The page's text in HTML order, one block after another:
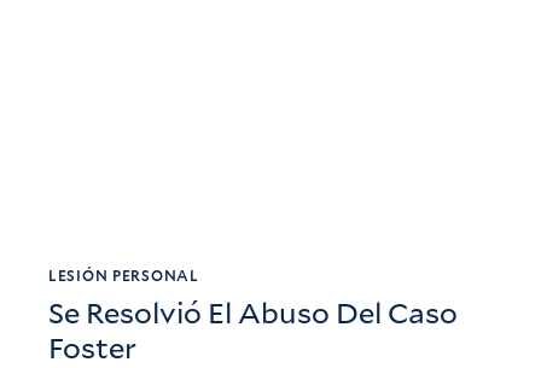
LESIÓN PERSONAL
Se Resolvió El Abuso Del Caso
Foster